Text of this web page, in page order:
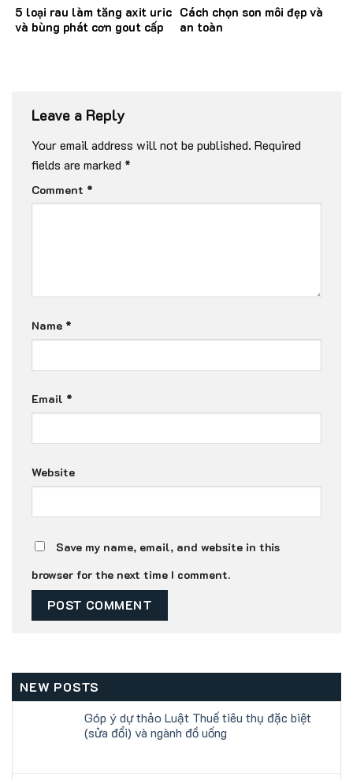
5 loại rau làm tăng axit uric
và bùng phát cơn gout cấp
Cách chọn son môi đẹp và
an toàn
Leave a Reply
Your email address will not be published. Required
fields are marked *
Comment *
Name *
Email *
Website
Save my name, email, and website in this
browser for the next time I comment.
NEW POSTS
Góp ý dự thảo Luật Thuế tiêu thụ đặc biệt
(sửa đổi) và ngành đồ uống